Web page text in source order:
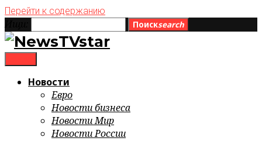
Перейти к содержанию
Поискsearch
Новости
Евро
Новости бизнеса
Новости Мир
Новости России